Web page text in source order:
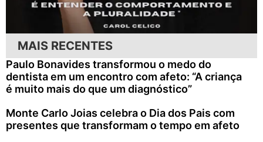
MAIS RECENTES
Paulo Bonavides transformou o medo do
dentista em um encontro com afeto: “A criança
é muito mais do que um diagnóstico”
Monte Carlo Joias celebra o Dia dos Pais com
presentes que transformam o tempo em afeto